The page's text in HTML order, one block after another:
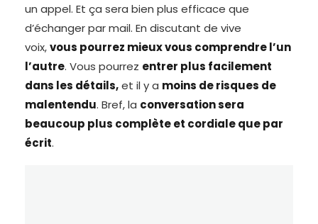
un appel. Et ça sera bien plus efficace que
d’échanger par mail. En discutant de vive
voix,vous pourrez mieux vous comprendre l’un
l’autre. Vous pourrez entrer plus facilement
dans les détails,et il y a moins de risques de
malentendu. Bref, la conversation sera
beaucoup plus complète et cordiale que par
écrit.